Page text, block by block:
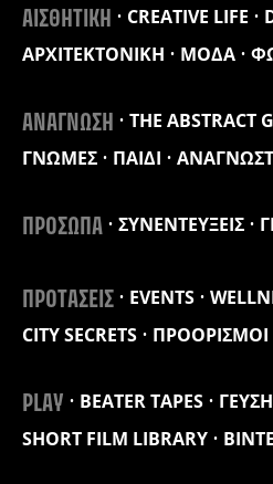
ΑΙΣΘΗΤΙΚΗ CREATIVE LIFE
ΑΡΧΙΤΕΚΤΟΝΙΚΗ
ΜΟΔΑ
ΑΝΑΓΝΩΣΗ THE ABSTRACT
ΓΝΩΜΕΣ
ΠΑΙΔΙ
ΠΡΟΣΩΠΑ ΣΥΝΕΝΤΕΥΞΕΙΣ
ΠΡΟΤΑΣΕΙΣ EVENTS
CITY SECRETS
ΠΡΟΟΡΙΣΜΟΙ
PLAY BEATER TAPES
ΓΕΥΣΗ
SHORT FILM LIBRARY